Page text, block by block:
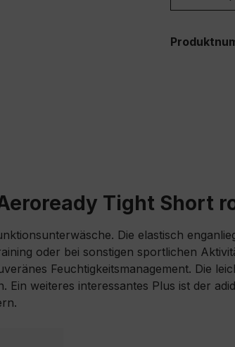
Tight Short
Die elastisch
oder bei sonstigen sportlichen
Feuchtigkeitsmanagement. Die
weiteres interessantes Plus ist der